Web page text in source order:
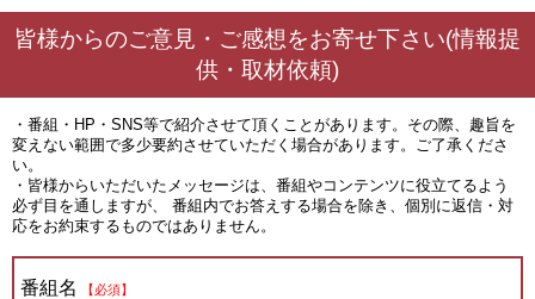
皆様からのご意見・ご感想をお寄せ下さい(情報提
供・取材依頼)
・番組・HP・SNS等で紹介させて頂くことがあります。その際、趣旨を
変えない範囲で多少要約させていただく場合があります。ご了承くださ
い。
・皆様からいただいたメッセージは、番組やコンテンツに役立てるよう
必ず目を通しますが、 番組内でお答えする場合を除き、個別に返信・対
応をお約束するものではありません。
番組名 【必須】